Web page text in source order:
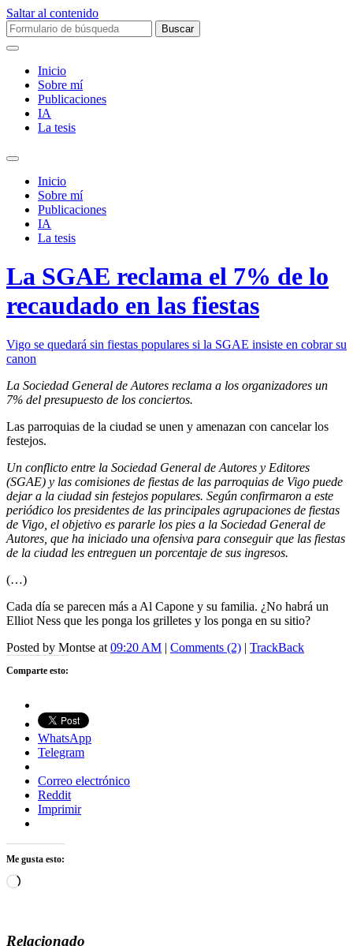
Saltar al contenido
Buscar:
Inicio
Sobre mí­
Publicaciones
IA
La tesis
Alternar
campo
búsqueda
Inicio
Sobre mí­
Publicaciones
IA
La tesis
La SGAE reclama el 7% de lo
recaudado en las fiestas
Vigo se quedará sin fiestas populares si la SGAE insiste en cobrar su
canon
La Sociedad General de Autores reclama a los organizadores un
7% del presupuesto de los conciertos.
Las parroquias de la ciudad se unen y amenazan con cancelar los
festejos.
Un conflicto entre la Sociedad General de Autores y Editores
(SGAE) y las comisiones de fiestas de las parroquias de Vigo puede
dejar a la ciudad sin festejos populares. Según confirmaron a este
periódico los presidentes de las principales agrupaciones de fiestas
de Vigo, el objetivo es pararle los pies a la Sociedad General de
Autores, que ha iniciado una ofensiva para conseguir que las fiestas
de la ciudad les entreguen un porcentaje de sus ingresos.
(…)
Cada día se parecen más a Al Capone y su familia. ¿No habrá un
Elliot Ness que les ponga los grilletes y los ponga en su sitio?
Posted by Montse at 09:20 AM | Comments (2) | TrackBack
Comparte esto:
WhatsApp
Telegram
Correo electrónico
Reddit
Imprimir
Me gusta esto:
Cargando...
Relacionado